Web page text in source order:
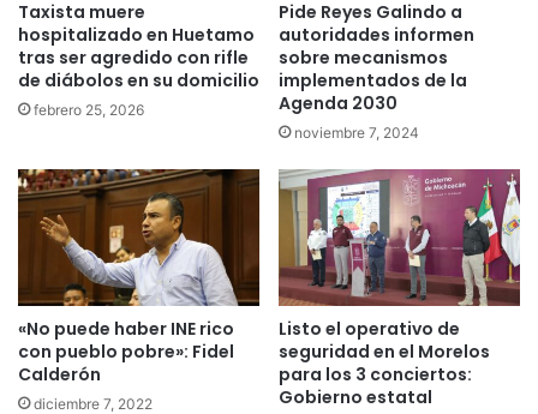
Taxista muere
hospitalizado en Huetamo
tras ser agredido con rifle
de diábolos en su domicilio
febrero 25, 2026
Pide Reyes Galindo a
autoridades informen
sobre mecanismos
implementados de la
Agenda 2030
noviembre 7, 2024
«No puede haber INE rico
con pueblo pobre»: Fidel
Calderón
diciembre 7, 2022
Listo el operativo de
seguridad en el Morelos
para los 3 conciertos:
Gobierno estatal